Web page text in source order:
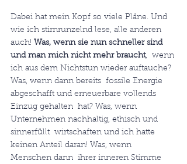
Dabei hat mein Kopf so viele Pläne. Und
wie ich stirnrunzelnd lese, alle anderen
auch! Was, wenn sie nun schneller sind
und man mich nicht mehr braucht,  wenn
ich aus dem Nichtstun wieder auftauche?
Was, wenn dann bereits  fossile Energie
abgeschafft und erneuerbare vollends
Einzug gehalten  hat? Was, wenn
Unternehmen nachhaltig, ethisch und
sinnerfüllt  wirtschaften und ich hatte
keinen Anteil daran! Was, wenn
Menschen dann  ihrer inneren Stimme